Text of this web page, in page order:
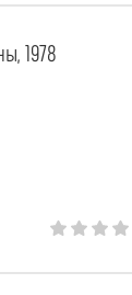
1978